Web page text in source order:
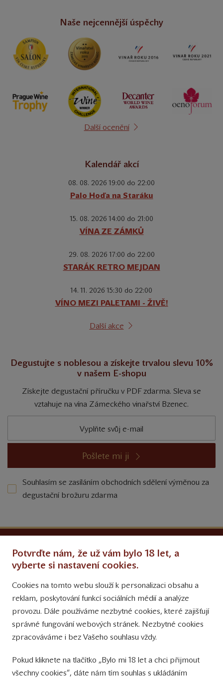
Naše nejcennější úspěchy
Další ocenění
Kalendář akcí
08. 08. 2026 19:00 do 22:00
Palo Hoďa na Staráku
15. 08. 2026 14:00 do 21:00
VÍNA ZE ZÁMKŮ
29. 08. 2026 17:00 do 22:00
STARÁK RETRO MEJDAN
14. 11. 2026 15:30 do 22:00
VÍNO MEZI PALETAMI - ŽIVĚ!
Další akce
Degustujte s noblesou a získejte trvalou slevu 10%
v našem E-shopu
Získejte degustační příručku v PDF zdarma. Sleva se
vztahuje na vína Zámeckého vinařství Bzenec.
Pošlete mi ji
Souhlasím se zasíláním obchodních sdělení výměnou za
degustační brožuru zdarma
Obchodní podmínky
Přinášíme vám týdně
tipy na Facebooku
Sledujte nás
na Instagramu
Sledujte náš
YouTube kanál
Potvrďte nám, že už vám bylo 18 let, a
vyberte si nastavení cookies.
Cookies na tomto webu slouží k personalizaci obsahu a
reklam, poskytování funkcí sociálních médií a analýze
provozu. Dále používáme nezbytné cookies, které zajišťují
správné fungování webových stránek. Nezbytné cookies
zpracováváme i bez Vašeho souhlasu vždy.
Pokud kliknete na tlačítko „Bylo mi 18 let a chci přijmout
všechny cookies“, dáte nám tím souhlas s ukládáním